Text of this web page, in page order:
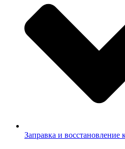
Заправка и восстановление